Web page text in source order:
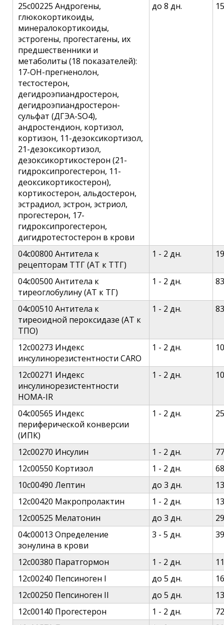
25c00225 Андрогены,
глюкокортикоиды,
минералокортикоиды,
эстрогены, прогестагены, их
предшественники и
метаболиты (18 показателей):
17-ОН-прегненолон,
тестостерон,
дегидроэпиандростерон,
дегидроэпиандростерон-
сульфат (ДГЭА-SO4),
андростендион, кортизол,
кортизон, 11-дезоксикортизол,
21-дезоксикортизол,
дезоксикортикостерон (21-
гидроксипрогестерон, 11-
деоксикортикостерон),
кортикостерон, альдостерон,
эстрадиол, эстрон, эстриол,
прогестерон, 17-
гидроксипрогестерон,
дигидротестостерон в крови
до 8 дн.
04c00800 Антитела к
рецепторам ТТГ (АТ к ТТГ)
1 - 2 дн.
04c00500 Антитела к
тиреоглобулину (АТ к ТГ)
1 - 2 дн.
04c00510 Антитела к
тиреоидной пероксидазе (АТ к
ТПО)
1 - 2 дн.
12c00273 Индекс
инсулинорезистентности CARO
1 - 2 дн.
12c00271 Индекс
инсулинорезистентности
HOMA-IR
1 - 2 дн.
04c00565 Индекс
периферической конверсии
(ИПК)
1 - 2 дн.
12c00270 Инсулин 1 - 2 дн.
12c00550 Кортизол
1 - 2 дн.
10c00490 Лептин
до 3 дн.
12c00420 Макропролактин
1 - 2 дн.
12c00525 Мелатонин
до 3 дн.
04c00013 Определение
зонулина в крови
3 - 5 дн.
12c00380 Паратгормон 1 - 2 дн.
12c00240 Пепсиноген I
до 5 дн.
12c00250 Пепсиноген II
до 5 дн.
12c00140 Прогестерон
1 - 2 дн.